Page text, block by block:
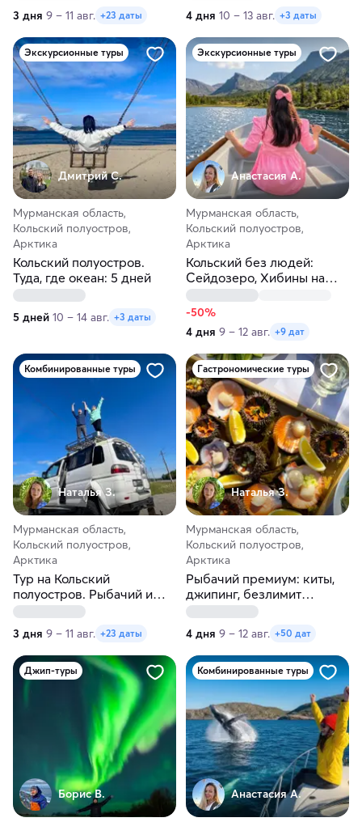
3 дня 9 – 11 авг. +23 даты 4 дня 10 – 13 авг. +3 даты
Экскурсионные туры
Дмитрий С.
Мурманская область,
Кольский полуостров,
Арктика
Кольский полуостров.
Туда, где океан: 5 дней
5 дней 10 – 14 авг. +3 даты
Экскурсионные туры
Анастасия А.
Мурманская область,
Кольский полуостров,
Арктика
Кольский без людей:
Сейдозеро, Хибины на
джипах, Ловозеро на
катере
-50%
4 дня 9 – 12 авг. +9 дат
Комбинированные туры
Наталья З.
Мурманская область,
Кольский полуостров,
Арктика
Тур на Кольский
полуостров. Рыбачий и
Средний + киты. Для
3 дня 9 – 11 авг. +23 даты
Гастрономические туры
Наталья З.
Мурманская область,
Кольский полуостров,
Арктика
Рыбачий премиум: киты,
джипинг, безлимит
морепродуктов. Для
4 дня 9 – 12 авг. +50 дат
Джип-туры
Борис В.
Комбинированные туры
Анастасия А.